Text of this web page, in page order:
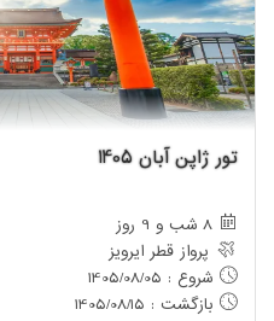
تور ژاپن آبان 1405
8 شب و 9 روز
پرواز قطر ایرویز
شروع : 1405/08/05
بازگشت : 1405/08/15